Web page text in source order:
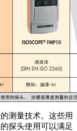
测量技术。这些用
探头使用可以满足